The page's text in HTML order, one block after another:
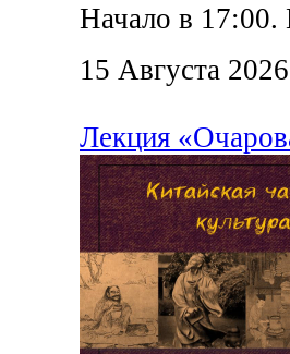
Начало в 17:00.
15 Августа 2026
Лекция